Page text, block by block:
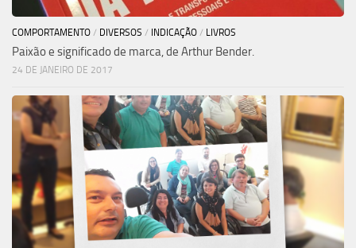
COMPORTAMENTO / DIVERSOS / INDICAÇÃO / LIVROS
Paixão e significado de marca, de Arthur Bender.
24 DE JANEIRO DE 2017